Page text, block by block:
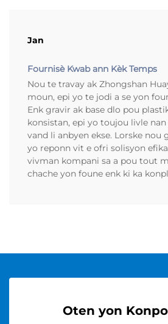
Jan
Fournisè Kwab ann Kèk Temps
Nou te travay ak Zhongshan
moun, epi yo te jodi a se yon
Enk gravir ak base dlo pou
konsistan, epi yo toujou livle nan
vand li anbyen ekse. Lorske nou
yo reponn vit e ofri solisyon
vivman kompani sa a pou tout
chache yon foune enk ki ka
Oten yon